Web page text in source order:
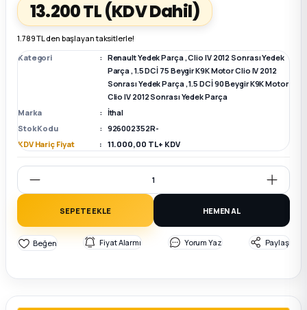
Parça
Parça
13.200 TL(KDV Dahil)
1.789 TL den başlayan taksitlerle!
Kategori
Renault Yedek Parça,Clio IV 2012 Sonrası Yedek
Parça,1.5 DCİ 75 Beygir K9K Motor Clio IV 2012
Sonrası Yedek Parça,1.5 DCİ 90 Beygir K9K Motor
Clio IV 2012 Sonrası Yedek Parça
Marka
İthal
Stok Kodu
926002352R-
KDV Hariç Fiyat
11.000,00 TL + KDV
SEPETE EKLE HEMEN AL
Fiyat Alarmı Yorum Yaz Paylaş